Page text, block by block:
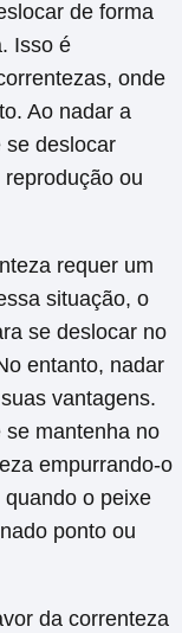
de forma
Isso é
onde
Ao nadar a
se deslocar
ou
requer um
situação, o
se deslocar no
entanto, nadar
vantagens.
se mantenha no
empurrando-o
o peixe
ponto ou
da correnteza